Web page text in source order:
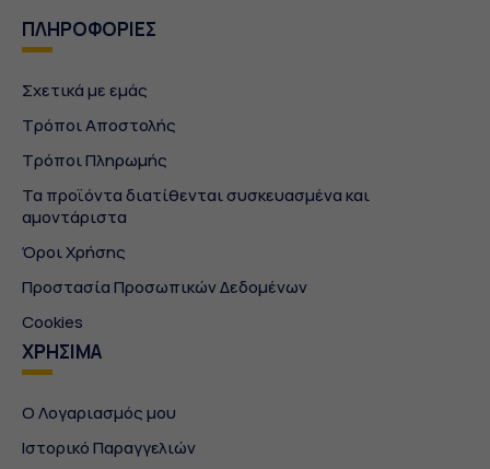
ΠΛΗΡΟΦΟΡΙΕΣ
Σχετικά με εμάς
Τρόποι Αποστολής
Τρόποι Πληρωμής
Τα προϊόντα διατίθενται συσκευασμένα και
αμοντάριστα
Όροι Χρήσης
Προστασία Προσωπικών Δεδομένων
Cookies
ΧΡΗΣΙΜΑ
Ο Λογαριασμός μου
Ιστορικό Παραγγελιών